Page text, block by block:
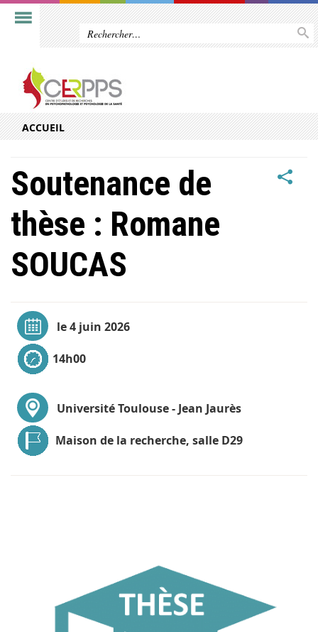
ACCUEIL
Soutenance de
thèse : Romane
SOUCAS
le 4 juin 2026
14h00
Université Toulouse - Jean Jaurès
Maison de la recherche, salle D29